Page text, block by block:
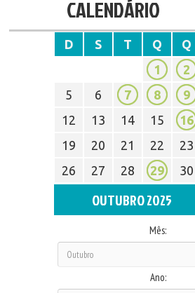
CALENDÁRIO
D S T Q Q
1
2
5
6 7 8 9
12
13 14 15 16
19
20 21 22 23
26
27 28 29 30
OUTUBRO 2025
Mês:
Ano: